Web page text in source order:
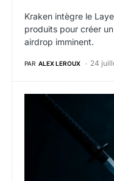
Kraken intègre le
produits pour créer
airdrop imminent.
PAR ALEX LEROUX 24
Le layer 2 Katana